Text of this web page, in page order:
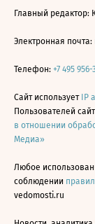
Главный редактор:
Электронная почта:
Телефон: +7 495
Сайт использует IP
Пользователей
в отношении
Медиа»
Любое
соблюдении
vedomosti.ru